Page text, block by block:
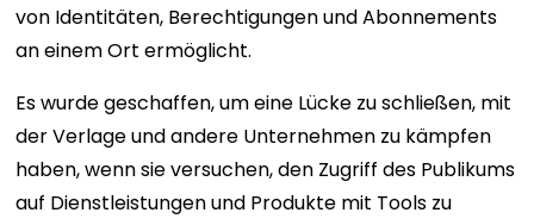
von Identitäten, Berechtigungen und Abonnements
an einem Ort ermöglicht.
Es wurde geschaffen, um eine Lücke zu schließen, mit
der Verlage und andere Unternehmen zu kämpfen
haben, wenn sie versuchen, den Zugriff des Publikums
auf Dienstleistungen und Produkte mit Tools zu